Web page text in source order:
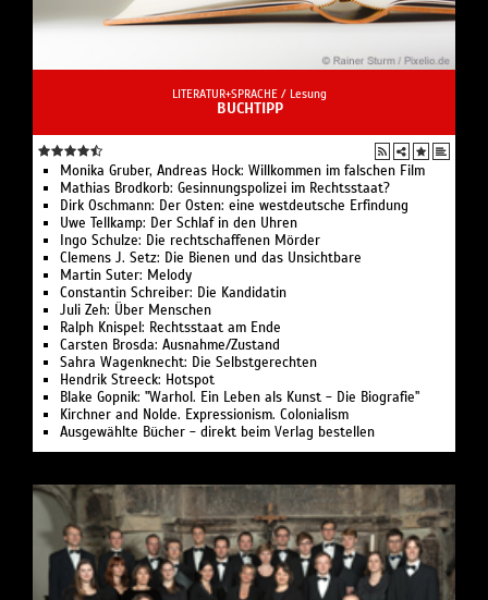
LITERATUR+SPRACHE / Lesung
BUCHTIPP
Monika Gruber, Andreas Hock: Willkommen im falschen Film
Mathias Brodkorb: Gesinnungspolizei im Rechtsstaat?
Dirk Oschmann: Der Osten: eine westdeutsche Erfindung
Uwe Tellkamp: Der Schlaf in den Uhren
Ingo Schulze: Die rechtschaffenen Mörder
Clemens J. Setz: Die Bienen und das Unsichtbare
Martin Suter: Melody
Constantin Schreiber: Die Kandidatin
Juli Zeh: Über Menschen
Ralph Knispel: Rechtsstaat am Ende
Carsten Brosda: Ausnahme/Zustand
Sahra Wagenknecht: Die Selbstgerechten
Hendrik Streeck: Hotspot
Blake Gopnik: "Warhol. Ein Leben als Kunst - Die Biografie"
Kirchner and Nolde. Expressionism. Colonialism
Ausgewählte Bücher - direkt beim Verlag bestellen